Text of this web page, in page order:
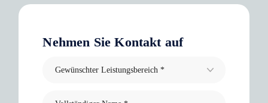
Nehmen Sie Kontakt auf